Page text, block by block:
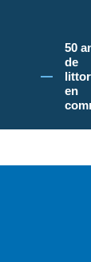
du littoral, vous
50
de
en